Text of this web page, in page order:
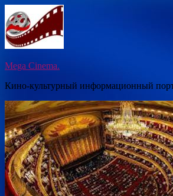
Перейти
к
содержимому
Mega Cinema.
Кино-культурный информационный